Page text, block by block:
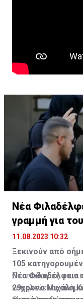
Νέα
γραμμή για
11.08.2023 10:32
Ξεκινούν από
105
Νέα Φιλαδέλφεια
29χρονο Μιχάλη
Οι απολογίες των
νοσηλεύεται